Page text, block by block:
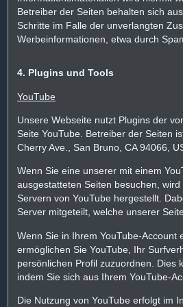
Betreiber der Seiten behalten sich
Schritte im Falle der unverlangten
Werbeinformationen, etwa durch
4. Plugins und Tools
YouTube
Unsere Webseite nutzt Plugins der
Seite YouTube. Betreiber der Seiten
Cherry Ave., San Bruno, CA 94066,
Wenn Sie eine unserer mit einem
ausgestatteten Seiten besuchen,
Servern von YouTube hergestellt.
Server mitgeteilt, welche unserer
Wenn Sie in Ihrem YouTube-Account
ermöglichen Sie YouTube, Ihr
persönlichen Profil zuzuordnen. Dies
indem Sie sich aus Ihrem YouTube-
Die Nutzung von YouTube erfolgt im